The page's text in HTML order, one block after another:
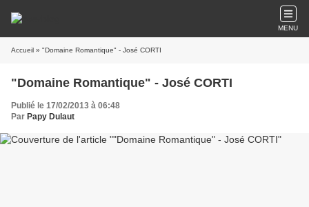
MENU
Accueil » "Domaine Romantique" - José CORTI
"Domaine Romantique" - José CORTI
Publié le 17/02/2013 à 06:48
Par Papy Dulaut